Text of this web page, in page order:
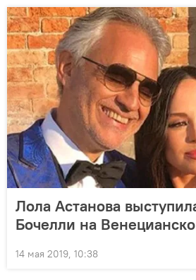
Лола Астанова
Бочелли на
14 мая 2019, 10:38